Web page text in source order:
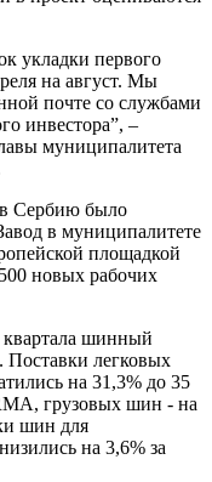
укладки первого
на август. Мы
почте со службами
инвестора”, –
муниципалитета
в Сербию было
в муниципалитете
площадкой
новых рабочих
квартала шинный
легковых
на 31,3% до 35
грузовых шин - на
шин для
на 3,6% за